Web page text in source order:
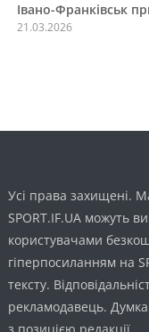
Івано-Франківськ
21.03.2026
Усі права захищені.
SPORT.IF.UA можуть
користувачами
гіперпосиланням на
тексту.
рекламодавець. Думка